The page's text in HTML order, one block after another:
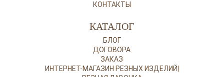
КОНТАКТЫ
КАТАЛОГ
БЛОГ
ДОГОВОРА
ЗАКАЗ
ИНТЕРНЕТ-МАГАЗИН РЕЗНЫХ ИЗДЕЛИЙ|